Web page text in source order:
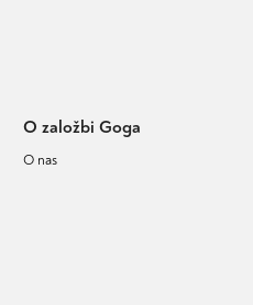
O založbi Goga
O nas